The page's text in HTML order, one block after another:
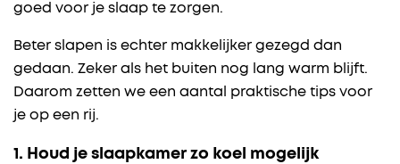
goed voor je slaap te zorgen.
Beter slapen is echter makkelijker gezegd dan
gedaan. Zeker als het buiten nog lang warm blijft.
Daarom zetten we een aantal praktische tips voor
je op een rij.
1. Houd je slaapkamer zo koel mogelijk